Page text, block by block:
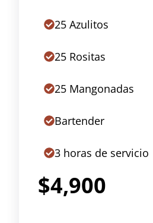
25 Azulitos
25 Rositas
25 Mangonadas
Bartender
3 horas de servicio
$4,900